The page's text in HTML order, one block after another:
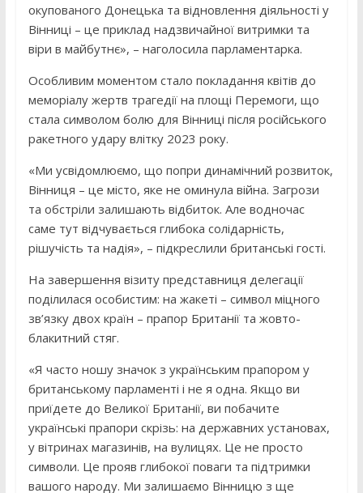
окупованого Донецька та відновлення діяльності у
Вінниці – це приклад надзвичайної витримки та
віри в майбутнє», – наголосила парламентарка.
Особливим моментом стало покладання квітів до
меморіалу жертв трагедії на площі Перемоги, що
стала символом болю для Вінниці після російського
ракетного удару влітку 2023 року.
«Ми усвідомлюємо, що попри динамічний розвиток,
Вінниця – це місто, яке не оминула війна. Загрози
та обстріли залишають відбиток. Але водночас
саме тут відчувається глибока солідарність,
рішучість та надія», – підкреслили британські гості.
На завершення візиту представниця делегації
поділилася особистим: на жакеті – символ міцного
зв’язку двох країн – прапор Британії та жовто-
блакитний стяг.
«Я часто ношу значок з українським прапором у
британському парламенті і не я одна. Якщо ви
приїдете до Великої Британії, ви побачите
українські прапори скрізь: на державних установах,
у вітринах магазинів, на вулицях. Це не просто
символи. Це прояв глибокої поваги та підтримки
вашого народу. Ми залишаємо Вінницю з ще